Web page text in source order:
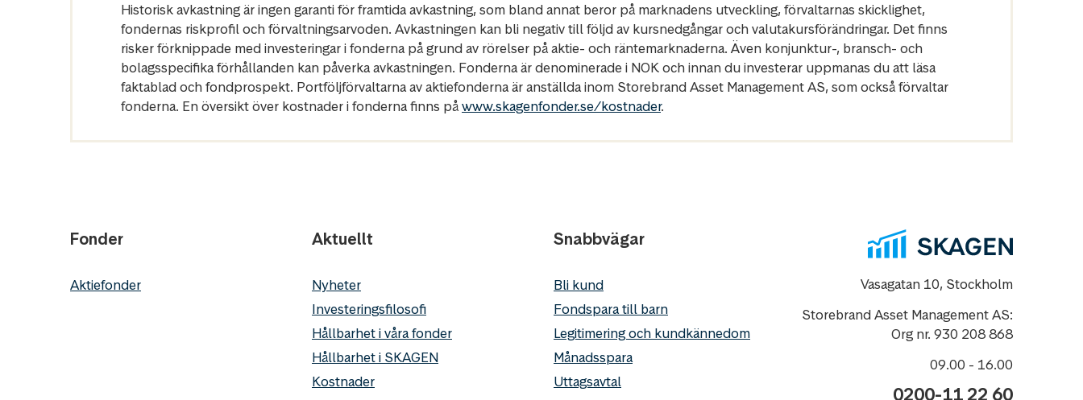
Historisk avkastning är ingen garanti för framtida avkastning, som bland annat beror på marknadens utveckling, förvaltarnas skicklighet,
fondernas riskprofil och förvaltningsarvoden. Avkastningen kan bli negativ till följd av kursnedgångar och valutakursförändringar. Det finns
risker förknippade med investeringar i fonderna på grund av rörelser på aktie- och räntemarknaderna. Även konjunktur-, bransch- och
bolagsspecifika förhållanden kan påverka avkastningen. Fonderna är denominerade i NOK och innan du investerar uppmanas du att läsa
faktablad och fondprospekt. Portföljförvaltarna av aktiefonderna är anställda inom Storebrand Asset Management AS, som också förvaltar
fonderna. En översikt över kostnader i fonderna finns påwww.skagenfonder.se/kostnader.
Fonder
Aktiefonder
Aktuellt
Nyheter
Investeringsfilosofi
Hållbarhet i våra fonder
Hållbarhet i SKAGEN
Kostnader
Snabbvägar
Bli kund
Fondspara till barn
Legitimering och kundkännedom
Månadsspara
Uttagsavtal
Vasagatan 10, Stockholm
Storebrand Asset Management AS:
Org nr. 930 208 868
09.00 - 16.00
0200-11 22 60